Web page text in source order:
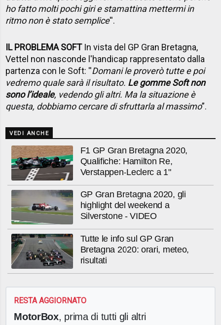
ho fatto molti pochi giri e stamattina mettermi in
ritmo non è stato semplice''.
IL PROBLEMA SOFTIn vista del GP Gran Bretagna,
Vettel non nasconde l'handicap rappresentato dalla
partenza con le Soft: ''Domani le proverò tutte e poi
vedremo quale sarà il risultato. Le gomme Soft non
sono l’ideale, vedendo gli altri. Ma la situazione è
questa, dobbiamo cercare di sfruttarla al massimo”.
VEDI ANCHE
F1 GP Gran Bretagna 2020,
Qualifiche: Hamilton Re,
Verstappen-Leclerc a 1"
GP Gran Bretagna 2020, gli
highlight del weekend a
Silverstone - VIDEO
Tutte le info sul GP Gran
Bretagna 2020: orari, meteo,
risultati
RESTA AGGIORNATO
MotorBox, prima di tutti gli altri